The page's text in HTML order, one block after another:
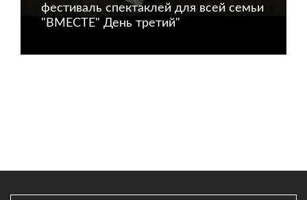
фестиваль спектаклей для всей семьи
"ВМЕСТЕ" День третий"